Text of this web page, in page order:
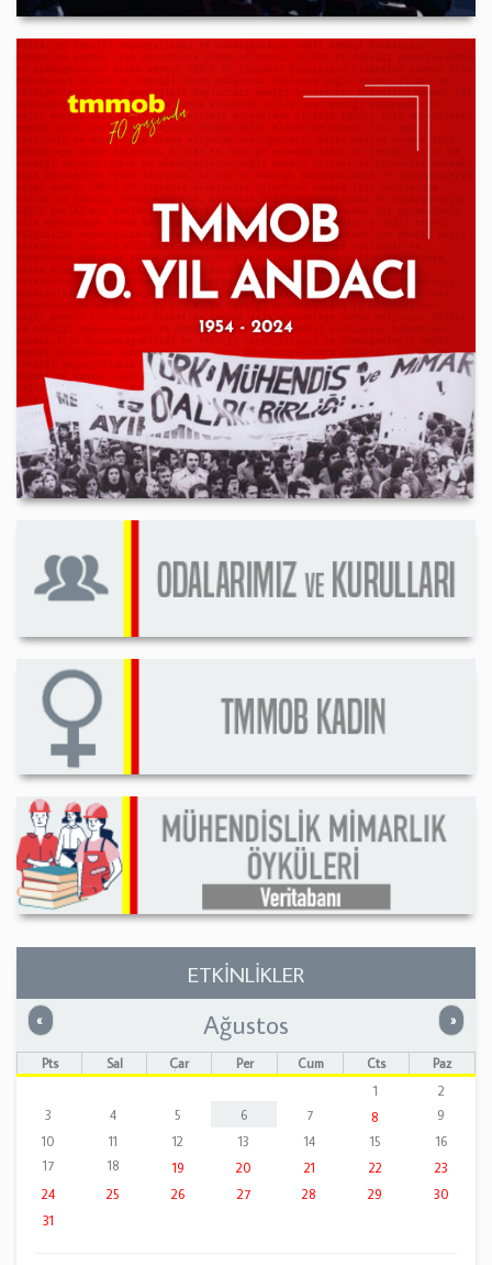
ETKİNLİKLER
« Önceki »
Ağustos
Pts Sal Çar Per Cum Cts
Paz
1
2
3
4 5 6 7 8
9
10
11 12 13 14 15
16
17
18 19 20 21 22
23
24
25 26 27 28 29
30
31